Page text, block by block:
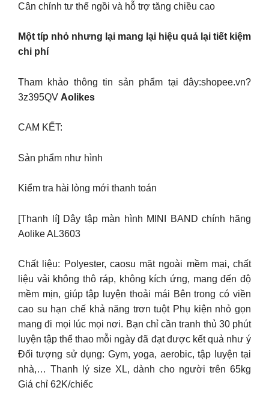
Cân chỉnh tư thế ngồi và hỗ trợ tăng chiều cao
Một típ nhỏ nhưng lại mang lại hiệu quả lại tiết kiệm
chi phí
Tham khảo thông tin sản phẩm tại đây:shopee.vn?
3z395QV Aolikes
CAM KẾT:
Sản phẩm như hình
Kiểm tra hài lòng mới thanh toán
[Thanh lí] Dây tập màn hình MINI BAND chính hãng
Aolike AL3603
Chất liệu: Polyester, caosu mặt ngoài mềm mại, chất
liệu vải không thô ráp, không kích ứng, mang đến độ
mềm mịn, giúp tập luyện thoải mái Bên trong có viền
cao su hạn chế khả năng trơn tuột Phụ kiện nhỏ gọn
mang đi mọi lúc mọi nơi. Bạn chỉ cần tranh thủ 30 phút
luyện tập thể thao mỗi ngày đã đạt được kết quả như ý
Đối tượng sử dụng: Gym, yoga, aerobic, tập luyện tại
nhà,… Thanh lý size XL, dành cho người trên 65kg
Giá chỉ 62K/chiếc